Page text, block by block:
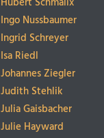
Ingo Nussbaumer
Ingrid Schreyer
Isa Riedl
Johannes Ziegler
Judith Stehlik
Julia Gaisbacher
Julie Hayward